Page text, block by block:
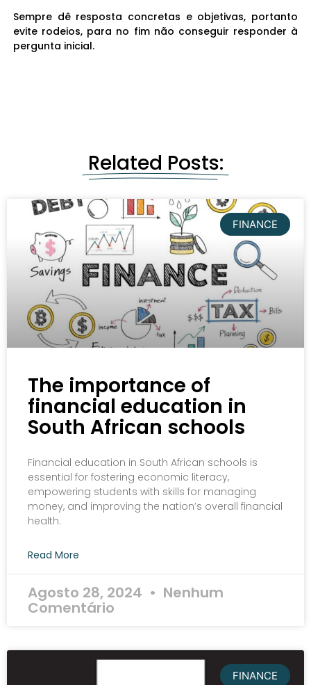
Sempre dê resposta concretas e objetivas, portanto
evite rodeios, para no fim não conseguir responder à
pergunta inicial.
Related Posts:
FINANCE
The importance of
financial education in
South African schools
Financial education in South African schools is
essential for fostering economic literacy,
empowering students with skills for managing
money, and improving the nation’s overall financial
health.
Read More
Agosto 28, 2024 Nenhum
Comentário
FINANCE